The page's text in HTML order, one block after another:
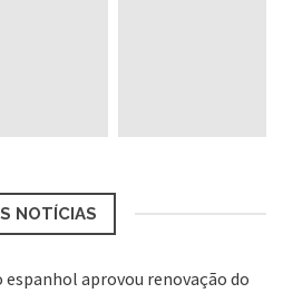
projetou em
parte central do museu,
NOTÍCIAS
aprovou renovação do